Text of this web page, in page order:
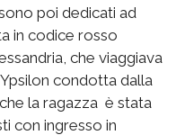
poi dedicati ad
in codice rosso
che viaggiava
condotta dalla
la ragazza è stata
con ingresso in